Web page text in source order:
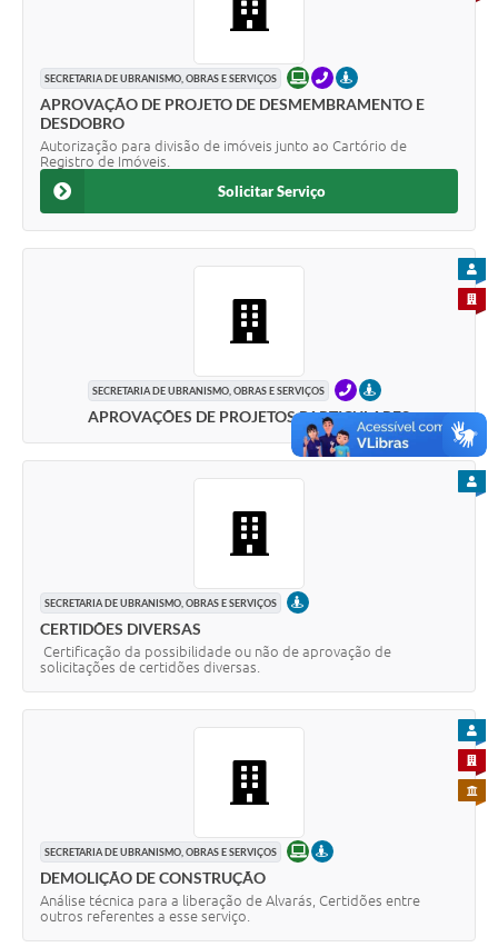
SECRETARIA DE UBRANISMO, OBRAS E SERVIÇOS ONLINETELEFONEPRESENCIAL
APROVAÇÃO DE PROJETO DE DESMEMBRAMENTO E
DESDOBRO
Autorização para divisão de imóveis junto ao Cartório de
Registro de Imóveis.
Solicitar Serviço
SECRETARIA DE UBRANISMO, OBRAS E SERVIÇOS TELEFONEPRESENCIAL
APROVAÇÕES DE PROJETOS PARTICULARES
PARA
SECRETARIA DE UBRANISMO, OBRAS E SERVIÇOS PRESENCIAL
CERTIDÕES DIVERSAS
Certificação da possibilidade ou não de aprovação de
solicitações de certidões diversas.
SECRETARIA DE UBRANISMO, OBRAS E SERVIÇOS ONLINEPRESENCIAL
DEMOLIÇÃO DE CONSTRUÇÃO
Análise técnica para a liberação de Alvarás, Certidões entre
outros referentes a esse serviço.
PARA
PARA